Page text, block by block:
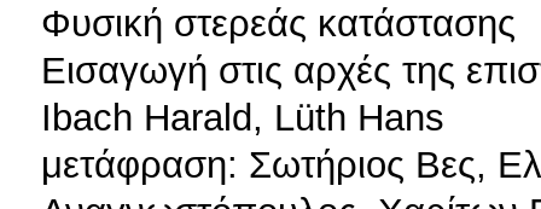
Φυσική στερεάς κατάστασης
Εισαγωγή στις αρχές της
Ibach Harald, Lüth Hans
μετάφραση: Σωτήριος Βες,